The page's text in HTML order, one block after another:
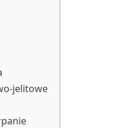
jelitowe